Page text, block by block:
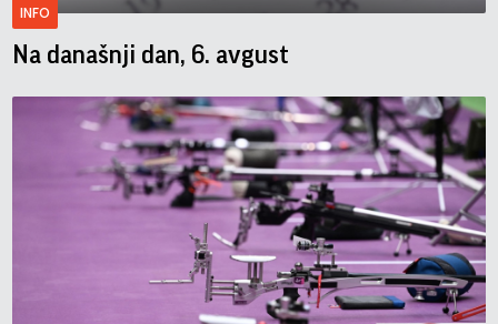
INFO
Na današnji dan, 6. avgust